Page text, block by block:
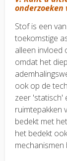
onderzoeken
Stof is een
toekomstige
alleen invloed
omdat het
ook op de
zeer 'statisch'
ruimtepakken
bedekt met
het bedekt
mechanismen